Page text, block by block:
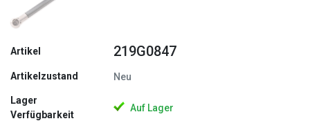
Artikel 219G0847
Artikelzustand Neu
Lager
Verfügbarkeit
Auf Lager